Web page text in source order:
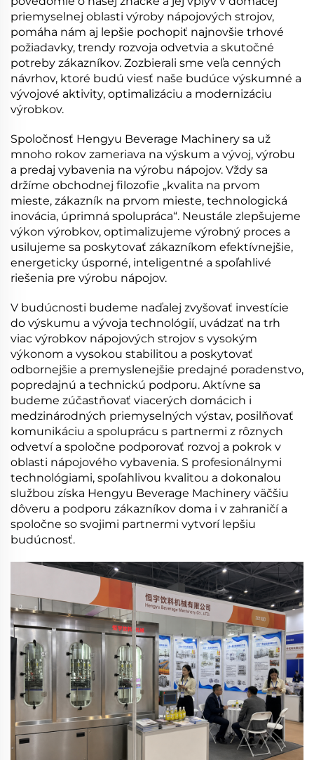
priemyselnej oblasti výroby nápojových strojov,
pomáha nám aj lepšie pochopiť najnovšie trhové
požiadavky, trendy rozvoja odvetvia a skutočné
potreby zákazníkov. Zozbierali sme veľa cenných
návrhov, ktoré budú viesť naše budúce výskumné a
vývojové aktivity, optimalizáciu a modernizáciu
výrobkov.
Spoločnosť Hengyu Beverage Machinery sa už
mnoho rokov zameriava na výskum a vývoj, výrobu
a predaj vybavenia na výrobu nápojov. Vždy sa
držíme obchodnej filozofie „kvalita na prvom
mieste, zákazník na prvom mieste, technologická
inovácia, úprimná spolupráca“. Neustále zlepšujeme
výkon výrobkov, optimalizujeme výrobný proces a
usilujeme sa poskytovať zákazníkom efektívnejšie,
energeticky úsporné, inteligentné a spoľahlivé
riešenia pre výrobu nápojov.
V budúcnosti budeme naďalej zvyšovať investície
do výskumu a vývoja technológií, uvádzať na trh
viac výrobkov nápojových strojov s vysokým
výkonom a vysokou stabilitou a poskytovať
odbornejšie a premyslenejšie predajné poradenstvo,
popredajnú a technickú podporu. Aktívne sa
budeme zúčastňovať viacerých domácich i
medzinárodných priemyselných výstav, posilňovať
komunikáciu a spoluprácu s partnermi z rôznych
odvetví a spoločne podporovať rozvoj a pokrok v
oblasti nápojového vybavenia. S profesionálnymi
technológiami, spoľahlivou kvalitou a dokonalou
službou získa Hengyu Beverage Machinery väčšiu
dôveru a podporu zákazníkov doma i v zahraničí a
spoločne so svojimi partnermi vytvorí lepšiu
budúcnosť.